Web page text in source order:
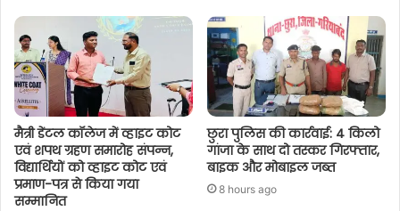
मैत्री डेंटल कॉलेज में व्हाइट कोट
एवं शपथ ग्रहण समारोह संपन्न,
विद्यार्थियों को व्हाइट कोट एवं
प्रमाण-पत्र से किया गया
सम्मानित
छुरा पुलिस की कार्रवाई: 4 किलो
गांजा के साथ दो तस्कर गिरफ्तार,
बाइक और मोबाइल जब्त
8 hours ago